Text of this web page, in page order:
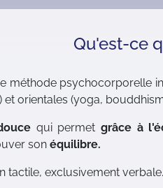
Qu'est-ce
méthode psychocorporelle
et orientales (yoga,
qui permet grâce à
son équilibre.
tactile, exclusivement verbale.